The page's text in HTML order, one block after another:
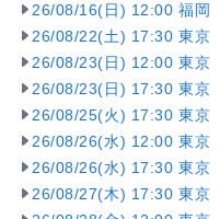
26/08/16(日) 12:00 福岡
26/08/22(土) 17:30 東京
26/08/23(日) 12:00 東京
26/08/23(日) 17:30 東京
26/08/25(火) 17:30 東京
26/08/26(水) 12:00 東京
26/08/26(水) 17:30 東京
26/08/27(木) 17:30 東京